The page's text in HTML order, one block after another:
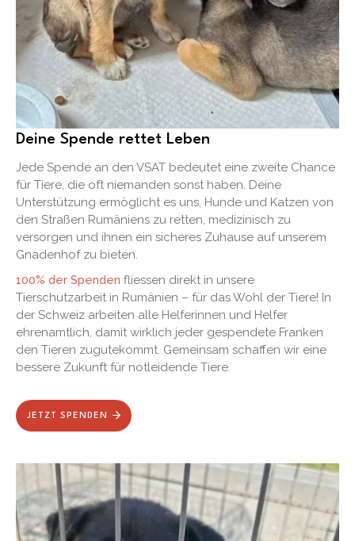
Deine Spende rettet Leben
Jede Spende an den VSAT bedeutet eine zweite Chance
für Tiere, die oft niemanden sonst haben. Deine
Unterstützung ermöglicht es uns, Hunde und Katzen von
den Straßen Rumäniens zu retten, medizinisch zu
versorgen und ihnen ein sicheres Zuhause auf unserem
Gnadenhof zu bieten.
100% der Spenden fliessen direkt in unsere
Tierschutzarbeit in Rumänien – für das Wohl der Tiere! In
der Schweiz arbeiten alle Helferinnen und Helfer
ehrenamtlich, damit wirklich jeder gespendete Franken
den Tieren zugutekommt. Gemeinsam schaffen wir eine
bessere Zukunft für notleidende Tiere.
JETZT SPENDEN